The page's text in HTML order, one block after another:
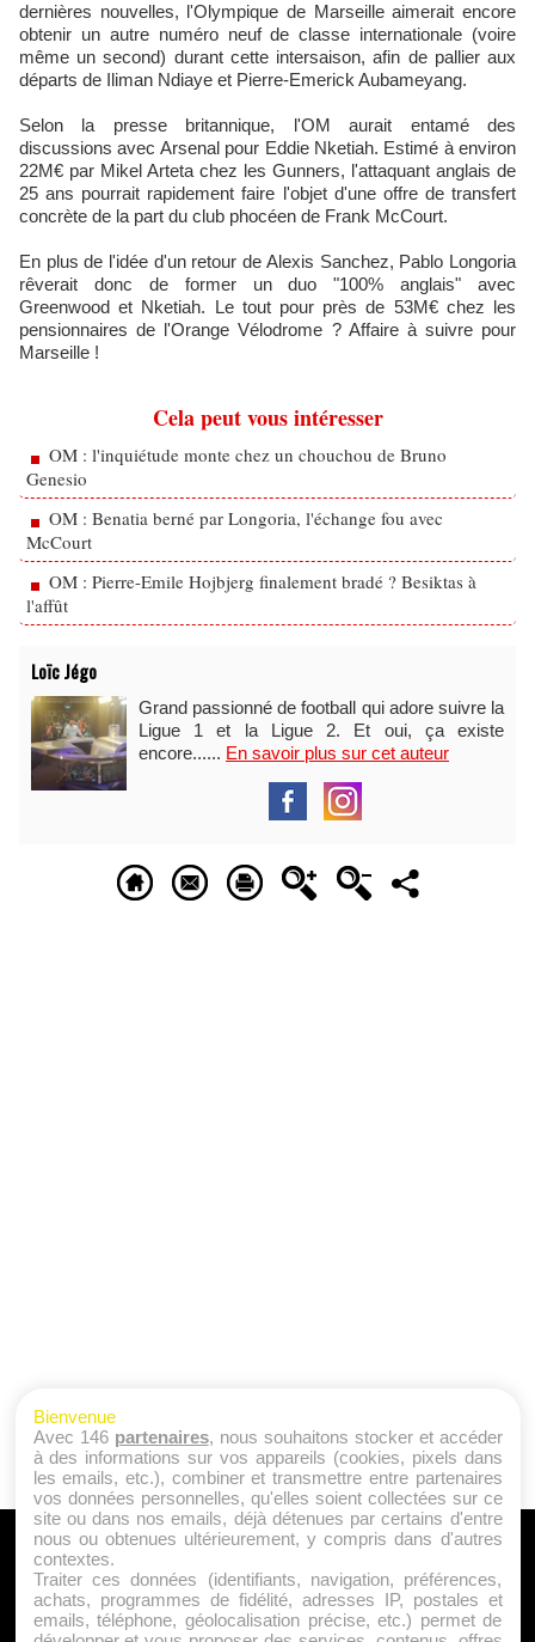
dernières nouvelles, l'Olympique de Marseille aimerait encore
obtenir un autre numéro neuf de classe internationale (voire
même un second) durant cette intersaison, afin de pallier aux
départs de Iliman Ndiaye et Pierre-Emerick Aubameyang.
Selon la presse britannique, l'OM aurait entamé des
discussions avec Arsenal pour Eddie Nketiah. Estimé à environ
22M€ par Mikel Arteta chez les Gunners, l'attaquant anglais de
25 ans pourrait rapidement faire l'objet d'une offre de transfert
concrète de la part du club phocéen de Frank McCourt.
En plus de l'idée d'un retour de Alexis Sanchez, Pablo Longoria
rêverait donc de former un duo "100% anglais" avec
Greenwood et Nketiah. Le tout pour près de 53M€ chez les
pensionnaires de l'Orange Vélodrome ? Affaire à suivre pour
Marseille !
Cela peut vous intéresser
OM : l'inquiétude monte chez un chouchou de Bruno
Genesio
OM : Benatia berné par Longoria, l'échange fou avec
McCourt
OM : Pierre-Emile Hojbjerg finalement bradé ? Besiktas à
l'affût
Loïc Jégo
Grand passionné de football qui adore suivre la
Ligue 1 et la Ligue 2. Et oui, ça existe
encore...... En savoir plus sur cet auteur
A PROPOS
Qui sommes nous ?
Mentions Légales
Bienvenue
Avec 146 partenaires, nous souhaitons stocker et accéder
à des informations sur vos appareils (cookies, pixels dans
les emails, etc.), combiner et transmettre entre partenaires
vos données personnelles, qu'elles soient collectées sur ce
site ou dans nos emails, déjà détenues par certains d'entre
nous ou obtenues ultérieurement, y compris dans d'autres
contextes.
Traiter ces données (identifiants, navigation, préférences,
achats, programmes de fidélité, adresses IP, postales et
emails, téléphone, géolocalisation précise, etc.) permet de